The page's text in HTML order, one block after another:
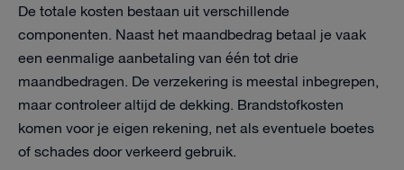
De totale kosten bestaan uit verschillende
componenten. Naast het maandbedrag betaal je vaak
een eenmalige aanbetaling van één tot drie
maandbedragen. De verzekering is meestal inbegrepen,
maar controleer altijd de dekking. Brandstofkosten
komen voor je eigen rekening, net als eventuele boetes
of schades door verkeerd gebruik.